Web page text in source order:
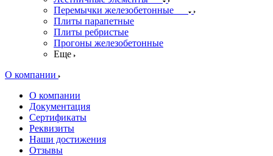
Перемычки железобетонные
Плиты парапетные
Плиты ребристые
Прогоны железобетонные
Еще
О компании
О компании
Документация
Сертификаты
Реквизиты
Наши достижения
Отзывы